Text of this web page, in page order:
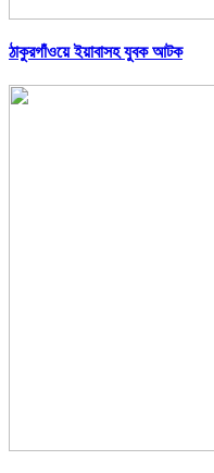
ঠাকুরগাঁওয়ে ইয়াবাসহ যুবক আটক